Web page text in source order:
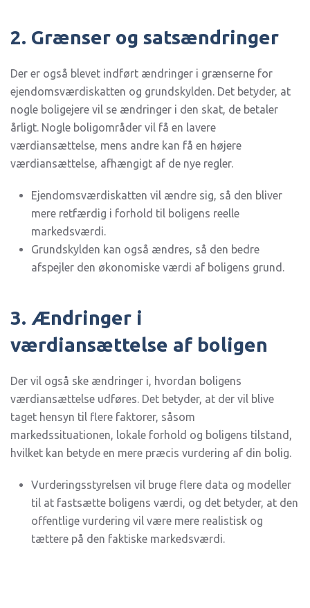
2. Grænser og satsændringer
Der er også blevet indført ændringer i grænserne for
ejendomsværdiskatten og grundskylden. Det betyder, at
nogle boligejere vil se ændringer i den skat, de betaler
årligt. Nogle boligområder vil få en lavere
værdiansættelse, mens andre kan få en højere
værdiansættelse, afhængigt af de nye regler.
Ejendomsværdiskatten vil ændre sig, så den bliver
mere retfærdig i forhold til boligens reelle
markedsværdi.
Grundskylden kan også ændres, så den bedre
afspejler den økonomiske værdi af boligens grund.
3. Ændringer i
værdiansættelse af boligen
Der vil også ske ændringer i, hvordan boligens
værdiansættelse udføres. Det betyder, at der vil blive
taget hensyn til flere faktorer, såsom
markedssituationen, lokale forhold og boligens tilstand,
hvilket kan betyde en mere præcis vurdering af din bolig.
Vurderingsstyrelsen vil bruge flere data og modeller
til at fastsætte boligens værdi, og det betyder, at den
offentlige vurdering vil være mere realistisk og
tættere på den faktiske markedsværdi.